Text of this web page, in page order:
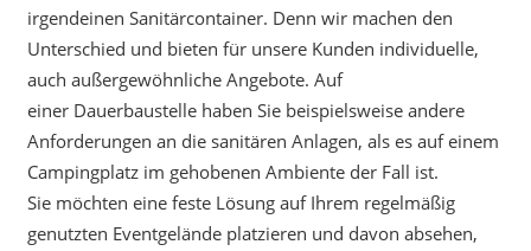
irgendeinen Sanitärcontainer. Denn wir machen den
Unterschied und bieten für unsere Kunden individuelle,
auch außergewöhnliche Angebote. Auf
einer Dauerbaustelle haben Sie beispielsweise andere
Anforderungen an die sanitären Anlagen, als es auf einem
Campingplatz im gehobenen Ambiente der Fall ist.
Sie möchten eine feste Lösung auf Ihrem regelmäßig
genutzten Eventgelände platzieren und davon absehen,